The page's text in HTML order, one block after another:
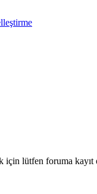
lütfen foruma